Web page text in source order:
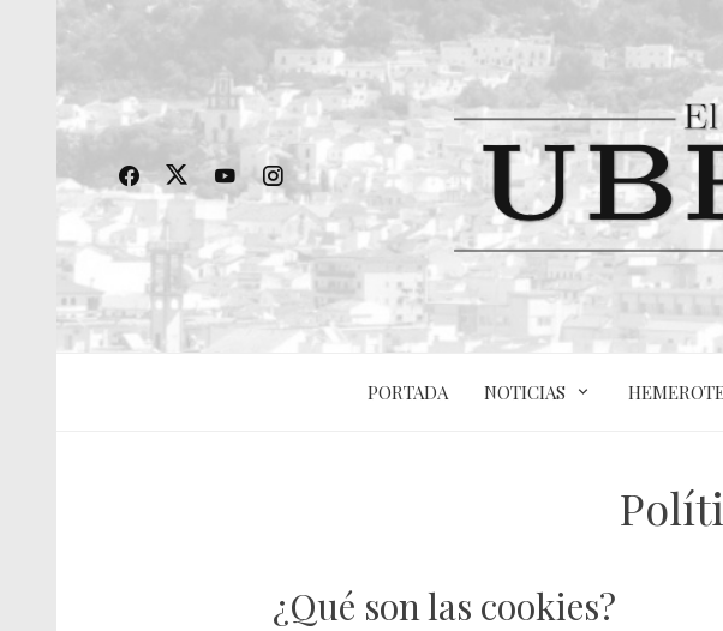
PORTADA NOTICIAS
¿Qué son las cookies?